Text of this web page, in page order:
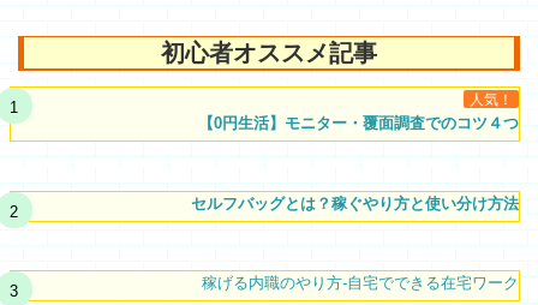
初心者オススメ記事
人気！
【0円生活】モニター・覆面調査でのコツ４つ
セルフバッグとは？稼ぐやり方と使い分け方法
稼げる内職のやり方-自宅でできる在宅ワーク